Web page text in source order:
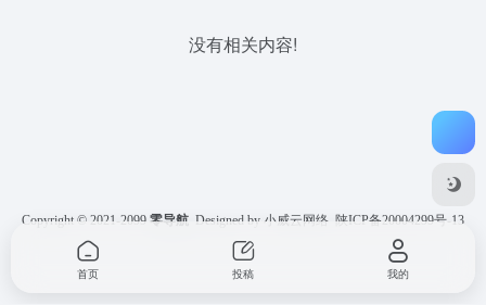
没有相关内容!
Copyright © 2021-2099 零导航 Designed by 小威云网络 陕ICP备20004299号-13
首页 投稿 我的